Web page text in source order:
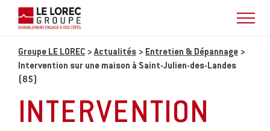
Groupe LE LOREC > Actualités > Entretien & Dépannage >
Intervention sur une maison à Saint-Julien-des-Landes
(85)
INTERVENTION